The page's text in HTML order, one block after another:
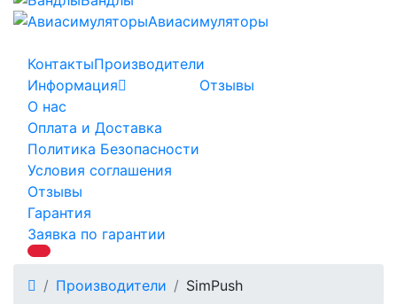
Авиасимуляторы
КонтактыПроизводители
Информация
О нас
Оплата и Доставка
Политика Безопасности
Условия соглашения
Отзывы
Гарантия
Отзывы
Заявка по гарантии
Производители SimPush